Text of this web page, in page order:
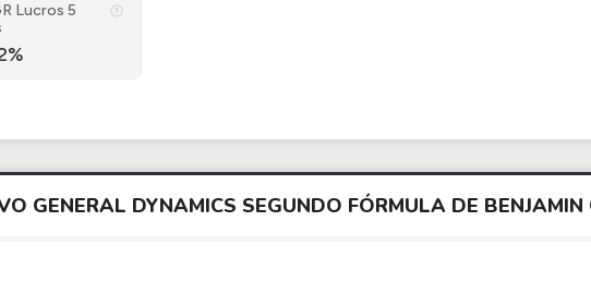
Lucros 5
GENERAL DYNAMICS SEGUNDO FÓRMULA DE